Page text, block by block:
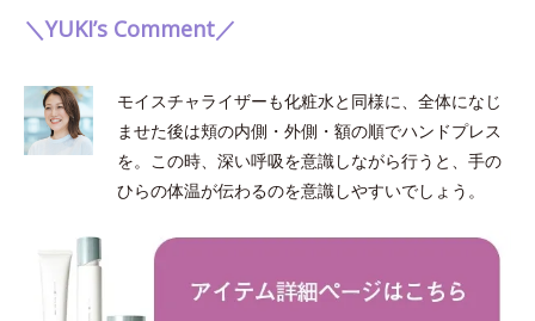
＼YUKI’s Comment／
モイスチャライザーも化粧水と同様に、全体になじ
ませた後は頬の内側・外側・額の順でハンドプレス
を。この時、深い呼吸を意識しながら行うと、手の
ひらの体温が伝わるのを意識しやすいでしょう。